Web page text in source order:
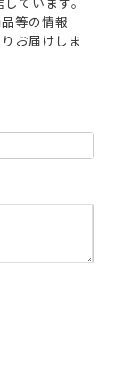
等の情報
お届けしま